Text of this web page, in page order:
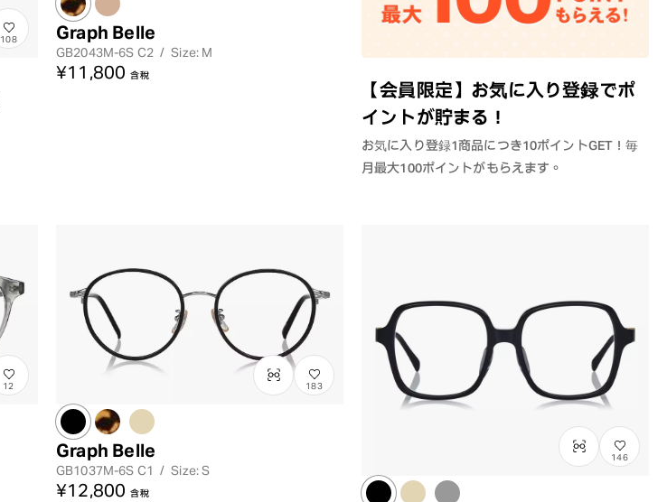
【会員限定】お気に入り登録でポ
イントが貯まる！
お気に入り登録1商品につき10ポイントGET！毎
月最大100ポイントがもらえます。
108 Graph Belle
GB2043M-6S C2 / Size: M
¥11,800 含稅
12 183
Graph Belle
GB1037M-6S C1 / Size: S
¥12,800 含稅
146